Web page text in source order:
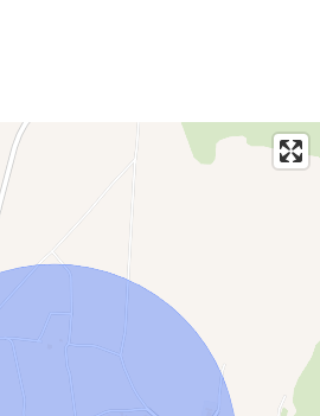
investitori în domeniul agricol
în funcție de planurile locale
RE/MAX Elite
vindem proprietăți, ci construim încredere.